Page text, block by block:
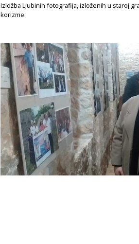
Izložba Ljubinih fotografija, izloženih u staroj
korizme.